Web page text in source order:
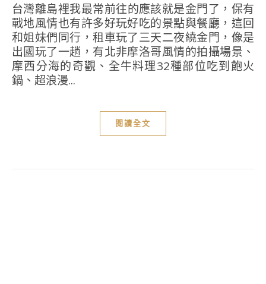
台灣離島裡我最常前往的應該就是金門了，保有
戰地風情也有許多好玩好吃的景點與餐廳，這回
和姐妹們同行，租車玩了三天二夜繞金門，像是
出國玩了一趟，有北非摩洛哥風情的拍攝場景、
摩西分海的奇觀、全牛料理32種部位吃到飽火
鍋、超浪漫...
閱讀全文